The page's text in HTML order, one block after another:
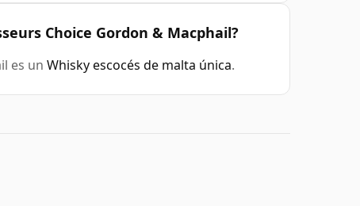
Choice Gordon & Macphail?
es un Whisky escocés de malta única.